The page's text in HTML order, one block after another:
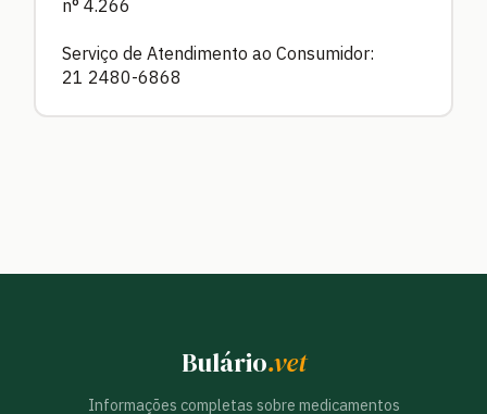
n° 4.266
Serviço de Atendimento ao Consumidor:
21 2480-6868
Bulário.vet
Informações completas sobre medicamentos